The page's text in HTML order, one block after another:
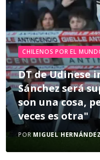
CHILENOS POR EL
DT de Udinese
Sánchez será
son una cosa,
veces es otra"
PORMIGUEL